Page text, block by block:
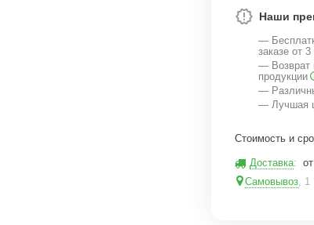
Наши
—
заказе от
— Возврат
продукции
—
— Лучшая
Стоимость и
Доставка: от
Самовывоз, 1